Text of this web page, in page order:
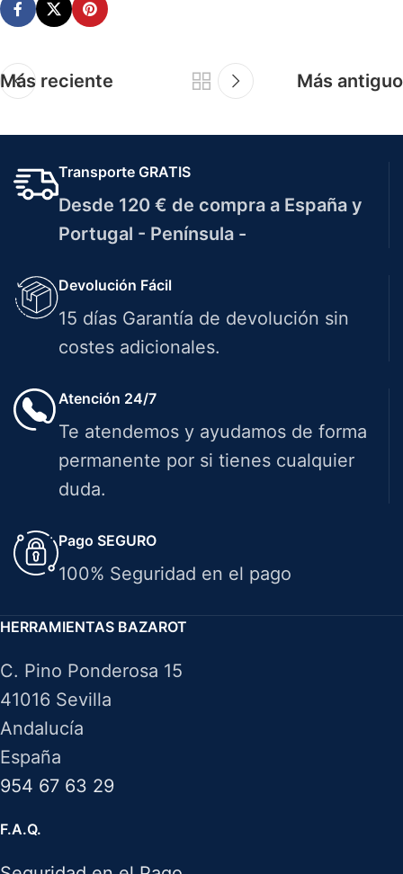
Más reciente Más antiguo
Transporte GRATIS
Desde 120 € de compra a España y
Portugal - Península -
Devolución Fácil
15 días Garantía de devolución sin
costes adicionales.
Atención 24/7
Te atendemos y ayudamos de forma
permanente por si tienes cualquier
duda.
Pago SEGURO
100% Seguridad en el pago
HERRAMIENTAS BAZAROT
C. Pino Ponderosa 15
41016 Sevilla
Andalucía
España
954 67 63 29
F.A.Q.